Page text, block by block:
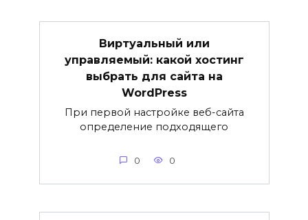
Виртуальный или
управляемый: какой хостинг
выбрать для сайта на
WordPress
При первой настройке веб-сайта
определение подходящего
0 0